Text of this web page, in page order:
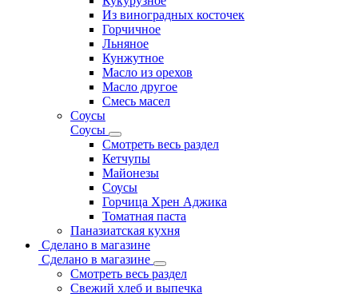
Из виноградных косточек
Горчичное
Льняное
Кунжутное
Масло из орехов
Масло другое
Смесь масел
Соусы
Соусы
Смотреть весь раздел
Кетчупы
Майонезы
Соусы
Горчица Хрен Аджика
Томатная паста
Паназиатская кухня
Сделано в магазине
Сделано в магазине
Смотреть весь раздел
Свежий хлеб и выпечка